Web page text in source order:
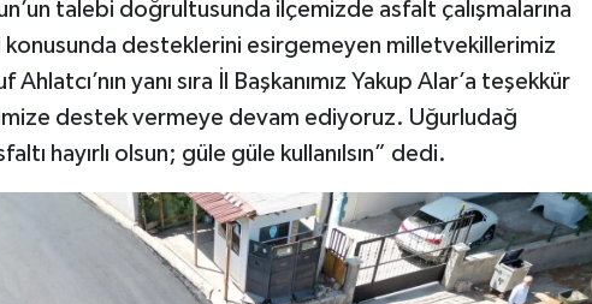
talebi doğrultusunda ilçemizde asfalt çalışmalarına
konusunda desteklerini esirgemeyen milletvekillerimiz
yanı sıra İl Başkanımız Yakup Alar’a teşekkür
destek vermeye devam ediyoruz. Uğurludağ
hayırlı olsun; güle güle kullanılsın” dedi.